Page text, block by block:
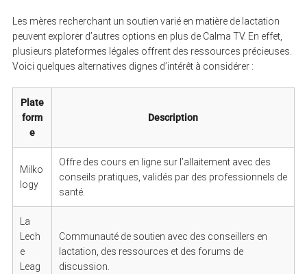
Les mères recherchant un soutien varié en matière de lactation
peuvent explorer d’autres options en plus de Calma TV. En effet,
plusieurs plateformes légales offrent des ressources précieuses.
Voici quelques alternatives dignes d’intérêt à considérer :
Plate
form
e
Description
Milko
logy
Offre des cours en ligne sur l’allaitement avec des
conseils pratiques, validés par des professionnels de
santé.
La
Lech
e
Leag
Communauté de soutien avec des conseillers en
lactation, des ressources et des forums de
discussion.